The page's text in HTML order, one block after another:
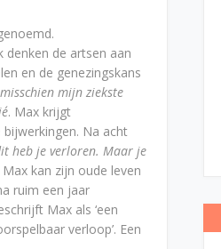
denken de artsen aan
en de genezingskans
mijn ziekste
. Max krijgt
Na acht
heb je verloren. Maar je
kan zijn oude leven
ruim een jaar
Max als ‘een
verloop’. Een